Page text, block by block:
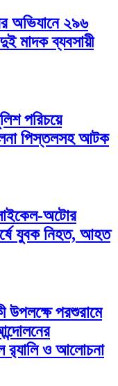
অভিযানে ২৯৬
মাদক ব্যবসায়ী
পরিচয়ে
পিস্তলসহ আটক
অটোর
যুবক নিহত, আহত
উপলক্ষে পরশুরামে
র‌্যালি ও আলোচনা